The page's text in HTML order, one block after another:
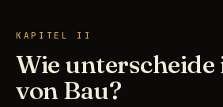
KAPITEL II
Wie unterscheide
von Bau?